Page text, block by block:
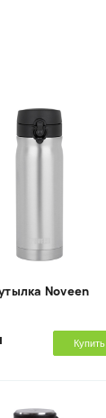
Noveen
Купить